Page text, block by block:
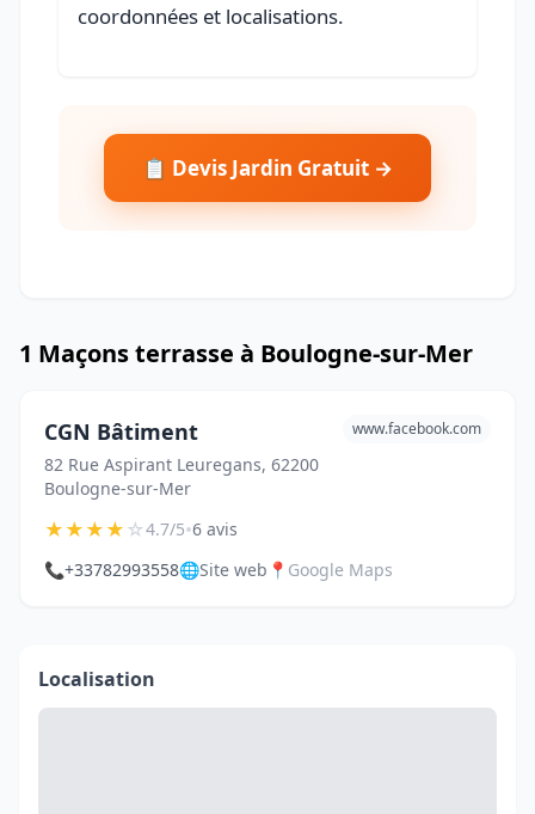
coordonnées et localisations.
📋 Devis Jardin Gratuit →
1 Maçons terrasse à Boulogne-sur-Mer
CGN Bâtiment
82 Rue Aspirant Leuregans, 62200
Boulogne-sur-Mer
www.facebook.com
★★★★☆4.7/5•6 avis
📞+33782993558🌐Site web 📍 Google Maps
Localisation